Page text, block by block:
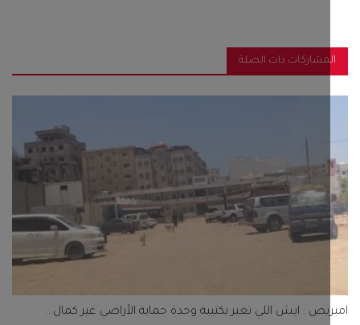
ذات الصلة
: ايش اللي تغير بكتيبة وحدة حماية الأراضي غير كمال...